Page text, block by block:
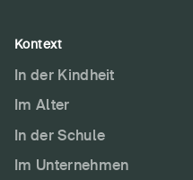
Kontext
In der Kindheit
Im Alter
In der Schule
Im Unternehmen